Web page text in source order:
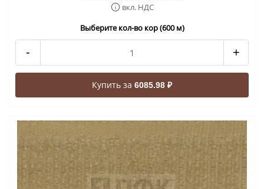
вкл. НДС
Выберите кол-во кор (600 м)
- +
Купить за 6085.98 ₽